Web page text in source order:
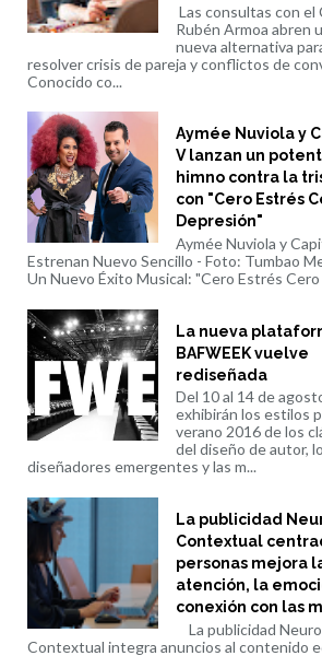
Las consultas con el
Rubén Armoa abren
nueva alternativa
resolver crisis de pareja y conflictos de
Conocido co...
Aymée Nuviola y
V lanzan un
himno contra la
con "Cero Estrés
Depresión"
Aymée Nuviola y
Estrenan Nuevo Sencillo - Foto: Tumbao
Un Nuevo Éxito Musical: "Cero Estrés Cero
La nueva
BAFWEEK vuelve
rediseñada
Del 10 al 14 de
exhibirán los estilos
verano 2016 de los
del diseño de autor,
diseñadores emergentes y las m...
La publicidad
Contextual
personas mejora
atención, la
conexión con las
La publicidad
Contextual integra anuncios al contenido